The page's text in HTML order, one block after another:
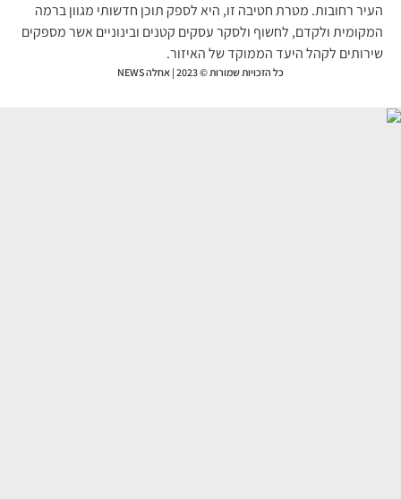
רחובות. מטרת חטיבה זו, היא לספק תוכן חדשותי מגוון ברמה
ולקדם, לחשוף ולסקר עסקים קטנים ובינוניים אשר מספקים
לקהל היעד הממוקד של האיזור.
כל הזכויות שמורות © 2023 | אחלה NEWS